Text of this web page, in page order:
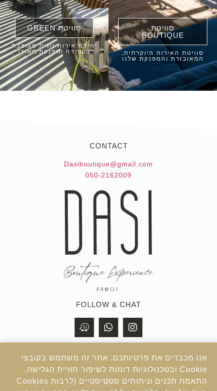
סוויטת
BOUTIQUE
סוויטת האירוח היוקרתית,
המאובזרת והמפנקת שלנו
סוויטת GREEN
יחידת אירוח זוגית מעוצבת
בקפידה ומפנקת מאוד!
CONTACT
Dasiboutique@gmail.com
050-2162009
FOLLOW & CHAT
Design By MONDOBuild By18DIGITAL
אנו מכבדים את פרטיותכם. אתר זה משתמש בקובצי
Cookie ובטכנולוגיות דומות לשיפור חוויית הגלישה,
התאמת תכנים וניתוחים סטטיסטיים (לרבות Cookies